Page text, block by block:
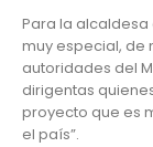
Para la alcaldesa
muy especial, de
autoridades del
dirigentas
proyecto que es
el país”.